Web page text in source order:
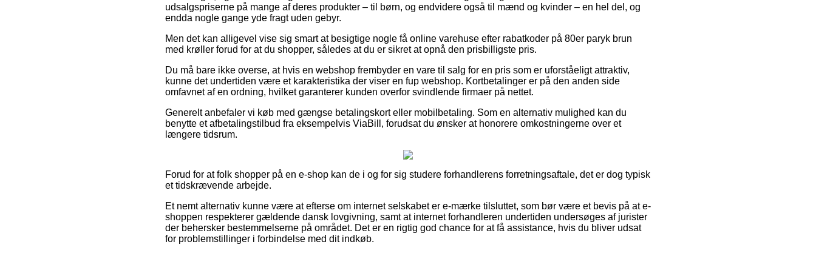
udsalgspriserne på mange af deres produkter – til børn, og endvidere også til mænd og kvinder – en hel del, og
endda nogle gange yde fragt uden gebyr.
Men det kan alligevel vise sig smart at besigtige nogle få online varehuse efter rabatkoder på 80er paryk brun
med krøller forud for at du shopper, således at du er sikret at opnå den prisbilligste pris.
Du må bare ikke overse, at hvis en webshop frembyder en vare til salg for en pris som er uforståeligt attraktiv,
kunne det undertiden være et karakteristika der viser en fup webshop. Kortbetalinger er på den anden side
omfavnet af en ordning, hvilket garanterer kunden overfor svindlende firmaer på nettet.
Generelt anbefaler vi køb med gængse betalingskort eller mobilbetaling. Som en alternativ mulighed kan du
benytte et afbetalingstilbud fra eksempelvis ViaBill, forudsat du ønsker at honorere omkostningerne over et
længere tidsrum.
Forud for at folk shopper på en e-shop kan de i og for sig studere forhandlerens forretningsaftale, det er dog typisk
et tidskrævende arbejde.
Et nemt alternativ kunne være at efterse om internet selskabet er e-mærke tilsluttet, som bør være et bevis på at e-
shoppen respekterer gældende dansk lovgivning, samt at internet forhandleren undertiden undersøges af jurister
der behersker bestemmelserne på området. Det er en rigtig god chance for at få assistance, hvis du bliver udsat
for problemstillinger i forbindelse med dit indkøb.